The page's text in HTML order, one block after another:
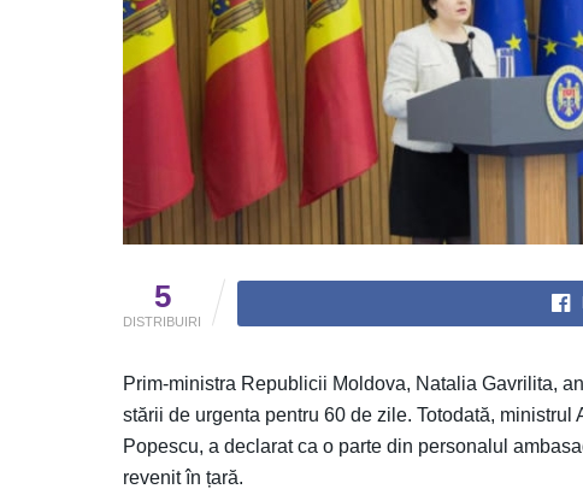
5
DISTRIBUIRI
Prim-ministra Republicii Moldova, Natalia Gavrilita,
stării de urgenta pentru 60 de zile. Totodată,
Popescu, a declarat ca o parte din personalul
revenit în țară.